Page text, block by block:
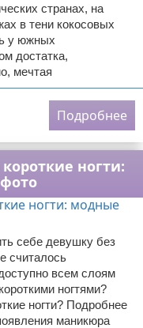
странах, на
в тени кокосовых
у южных
достатка,
мечтая
Подробнее
ногти:
себе девушку без
считалось
всем слоям
ногтями?
ногти? Подробнее
маникюра